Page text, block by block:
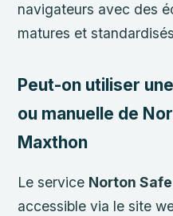
navigateurs avec des
matures et
Peut-on utiliser
ou manuelle de
Maxthon
Le service Norton
accessible via le site